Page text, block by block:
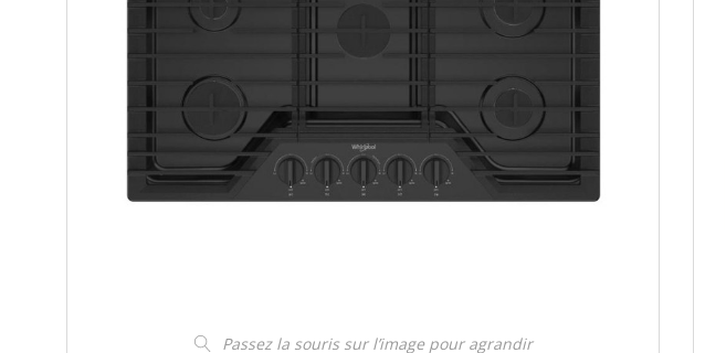
Passez la souris sur l’image pour agrandir